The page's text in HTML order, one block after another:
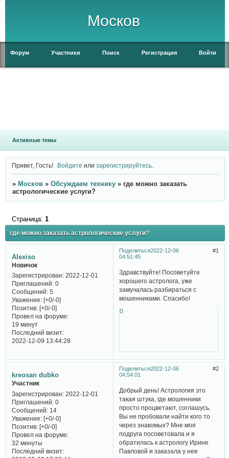
Москов
Форум Участники Поиск Регистрация Войти
Активные темы
Привет, Гость! Войдите илизарегистрируйтесь
» Москов » Обсуждаем технику » где можно заказать
астрологические услуги?
где можно заказать астрологические услуги?
Страница: 1
Поделиться 1
2022-12-06
04:51:45
Alexiso
Новичок
Зарегистрирован: 2022-12-01
Приглашений:0
Сообщений:5
Уважение: [+0/-0]
Позитив: [+0/-0]
Провел на форуме:
19 минут
Последний визит:
2022-12-09 13:44:28
Здравствуйте! Посоветуйте
хорошего астролога, уже
замучалась разбираться с
мошенниками. Спасибо!
0
Поделиться 2
2022-12-06
04:54:01
kreosan dubko
Участник
Зарегистрирован: 2022-12-01
Приглашений:0
Сообщений:14
Уважение: [+0/-0]
Позитив: [+0/-0]
Провел на форуме:
32 минуты
Последний визит:
Добрый день! Астрология это
такая штука, где мошенники
просто процветают, соглашусь.
Вы не пробовали найти кого то
через знакомых? Мне моя
подруга посоветовала и я
обратилась к астрологу Ирине
Павловой и заказала у нее